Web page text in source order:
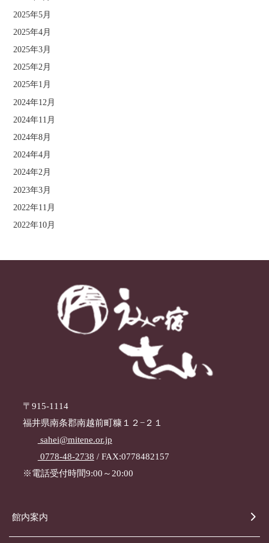
2025年5月
2025年4月
2025年3月
2025年2月
2025年1月
2024年12月
2024年11月
2024年8月
2024年4月
2024年2月
2023年3月
2022年11月
2022年10月
〒915-1114
福井県南条郡南越前町糠１２−２１
sahei@mitene.or.jp
0778-48-2738 / FAX:0778482157
※電話受付時間9:00～20:00
館内案内